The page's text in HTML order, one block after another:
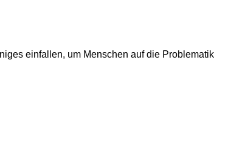
einfallen, um Menschen auf die Problematik